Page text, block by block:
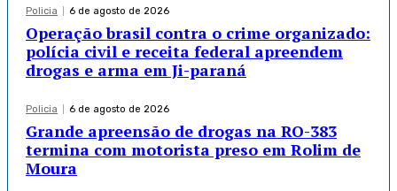
Policia 6 de agosto de 2026
Operação brasil contra o crime organizado:
polícia civil e receita federal apreendem
drogas e arma em Ji-paraná
Policia 6 de agosto de 2026
Grande apreensão de drogas na RO-383
termina com motorista preso em Rolim de
Moura